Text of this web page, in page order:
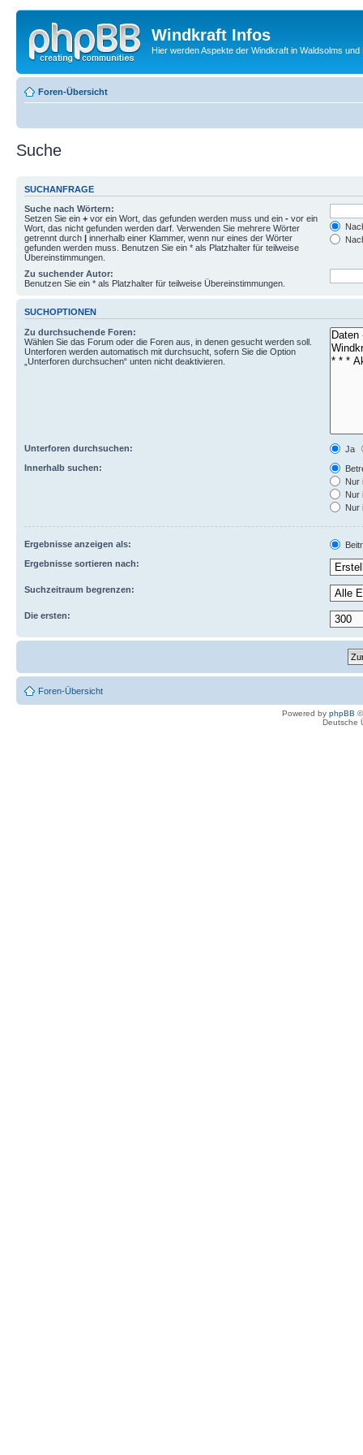
Windkraft Infos
Hier werden Aspekte der Windkraft in Waldsolms
Foren-Übersicht
Suche
SUCHANFRAGE
Suche nach Wörtern:
Setzen Sie ein + vor ein Wort, das gefunden werden muss und ein - vor ein
Wort, das nicht gefunden werden darf. Verwenden Sie mehrere Wörter
getrennt durch | innerhalb einer Klammer, wenn nur eines der Wörter
gefunden werden muss. Benutzen Sie ein * als Platzhalter für teilweise
Übereinstimmungen.
Zu suchender Autor:
Benutzen Sie ein * als Platzhalter für teilweise Übereinstimmungen.
SUCHOPTIONEN
Zu durchsuchende Foren:
Wählen Sie das Forum oder die Foren aus, in denen gesucht werden soll.
Unterforen werden automatisch mit durchsucht, sofern Sie die Option
„Unterforen durchsuchen“ unten nicht deaktivieren.
Unterforen durchsuchen:
Ja
Innerhalb suchen:
Nur
Nur
Nur
Ergebnisse anzeigen als:
Ergebnisse sortieren nach:
Suchzeitraum begrenzen:
Die ersten:
Foren-Übersicht
Powered by phpBB
Deutsche